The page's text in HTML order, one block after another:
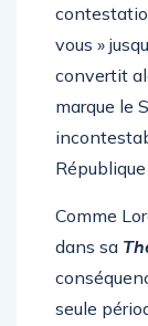
vous »
convertit
marque le
Comme
dans sa
seule